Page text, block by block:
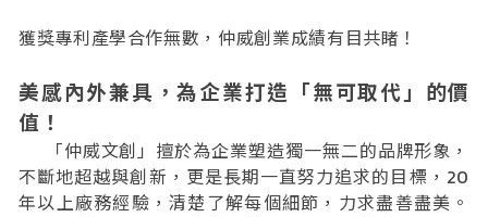
獲獎專利產學合作無數，仲威創業成績有目共睹！
美感內外兼具，為企業打造「無可取代」的價
值！
「仲威文創」擅於為企業塑造獨一無二的品牌形象，
不斷地超越與創新，更是長期一直努力追求的目標，20
年以上廠務經驗，清楚了解每個細節，力求盡善盡美。